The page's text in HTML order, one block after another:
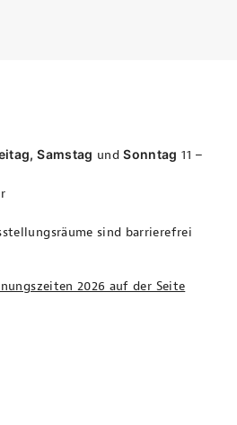
Samstag undSonntag 11 –
sind barrierefrei
2026 auf der Seite